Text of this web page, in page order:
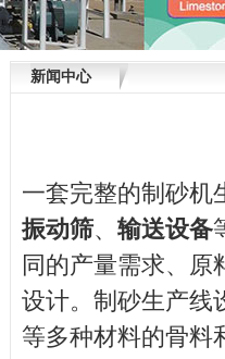
新闻中心
一套完整的制砂机
振动筛、 输送设备
同的产量需求、
设计。制砂生产线
等多种材料的骨料